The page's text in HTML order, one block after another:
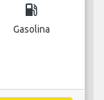
local_gas_station
Gasolina